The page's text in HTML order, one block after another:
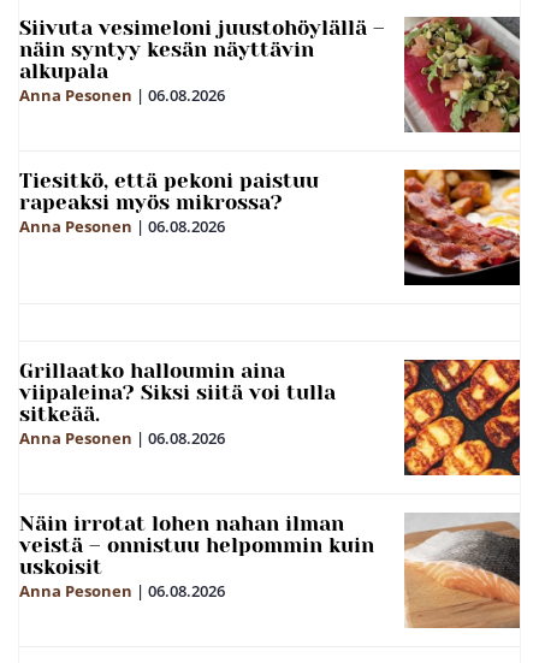
Siivuta vesimeloni juustohöylällä –
näin syntyy kesän näyttävin
alkupala
Anna Pesonen | 06.08.2026
Tiesitkö, että pekoni paistuu
rapeaksi myös mikrossa?
Anna Pesonen | 06.08.2026
Grillaatko halloumin aina
viipaleina? Siksi siitä voi tulla
sitkeää.
Anna Pesonen | 06.08.2026
Näin irrotat lohen nahan ilman
veistä – onnistuu helpommin kuin
uskoisit
Anna Pesonen | 06.08.2026